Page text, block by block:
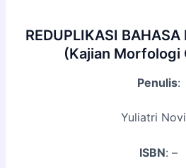
REDUPLIKASI
(Kajian Morfologi
Penulis:
Yuliatri
ISBN: –